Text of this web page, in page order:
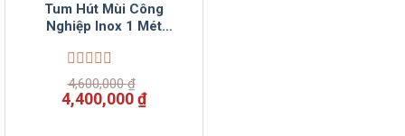
Tum Hút Mùi Công
Nghiệp Inox 1 Mét
Được
xếp
hạng
4,600,000₫
Giá
gốc
4,400,000₫Giá
hiện